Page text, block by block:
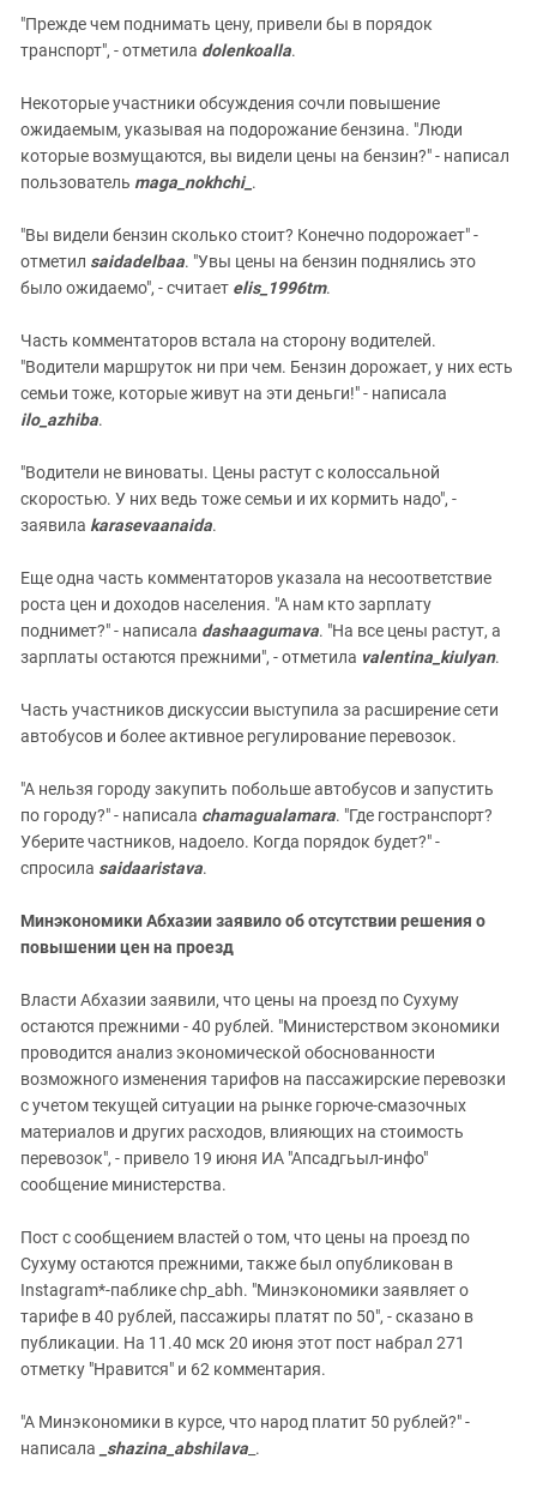
"Прежде чем поднимать цену, привели бы в порядок
транспорт", - отметила dolenkoalla.
Некоторые участники обсуждения сочли повышение
ожидаемым, указывая на подорожание бензина. "Люди
которые возмущаются, вы видели цены на бензин?" - написал
пользователь maga_nokhchi_ .
"Вы видели бензин сколько стоит? Конечно подорожает" -
отметил saidadelbaa. "Увы цены на бензин поднялись это
было ожидаемо", - считает elis_1996tm.
Часть комментаторов встала на сторону водителей.
"Водители маршруток ни при чем. Бензин дорожает, у них есть
семьи тоже, которые живут на эти деньги!" - написала
ilo_azhiba.
"Водители не виноваты. Цены растут с колоссальной
скоростью. У них ведь тоже семьи и их кормить надо", -
заявила karasevaanaida.
Еще одна часть комментаторов указала на несоответствие
роста цен и доходов населения. "А нам кто зарплату
поднимет?" - написала dashaagumava. "На все цены растут, а
зарплаты остаются прежними", - отметила valentina_kiulyan.
Часть участников дискуссии выступила за расширение сети
автобусов и более активное регулирование перевозок.
"А нельзя городу закупить побольше автобусов и запустить
по городу?" - написала chamagualamara. "Где гостранспорт?
Уберите частников, надоело. Когда порядок будет?" -
спросила saidaaristava.
Минэкономики Абхазии заявило об отсутствии решения о
повышении цен на проезд
Власти Абхазии заявили, что цены на проезд по Сухуму
остаются прежними - 40 рублей. "Министерством экономики
проводится анализ экономической обоснованности
возможного изменения тарифов на пассажирские перевозки
с учетом текущей ситуации на рынке горюче-смазочных
материалов и других расходов, влияющих на стоимость
перевозок", - привело 19 июня ИА "Апсадгьыл-инфо"
сообщение министерства.
Пост с сообщением властей о том, что цены на проезд по
Сухуму остаются прежними, также был опубликован в
Instagram*-паблике chp_abh. "Минэкономики заявляет о
тарифе в 40 рублей, пассажиры платят по 50", - сказано в
публикации. На 11.40 мск 20 июня этот пост набрал 271
отметку "Нравится" и 62 комментария.
"А Минэкономики в курсе, что народ платит 50 рублей?" -
написала
_shazina_abshilava _.